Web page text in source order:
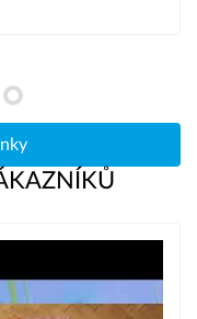
pro dítě.
Ortek
Senzorická
pro děti